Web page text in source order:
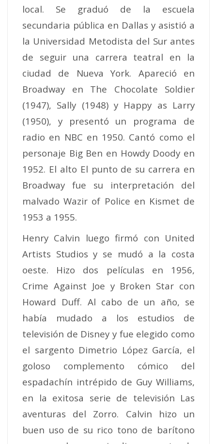
local. Se graduó de la escuela
secundaria pública en Dallas y asistió a
la Universidad Metodista del Sur antes
de seguir una carrera teatral en la
ciudad de Nueva York. Apareció en
Broadway en The Chocolate Soldier
(1947), Sally (1948) y Happy as Larry
(1950), y presentó un programa de
radio en NBC en 1950. Cantó como el
personaje Big Ben en Howdy Doody en
1952. El alto El punto de su carrera en
Broadway fue su interpretación del
malvado Wazir of Police en Kismet de
1953 a 1955.
Henry Calvin luego firmó con United
Artists Studios y se mudó a la costa
oeste. Hizo dos películas en 1956,
Crime Against Joe y Broken Star con
Howard Duff. Al cabo de un año, se
había mudado a los estudios de
televisión de Disney y fue elegido como
el sargento Dimetrio López García, el
goloso complemento cómico del
espadachín intrépido de Guy Williams,
en la exitosa serie de televisión Las
aventuras del Zorro. Calvin hizo un
buen uso de su rico tono de barítono